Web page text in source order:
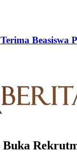
Beasiswa